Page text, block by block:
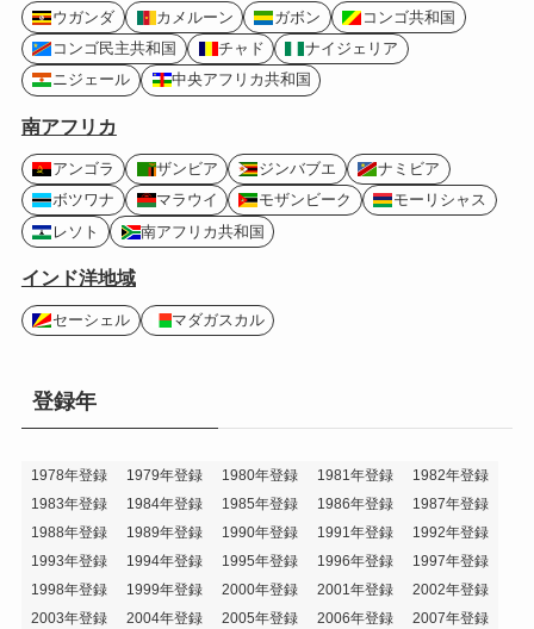
ウガンダ カメルーン ガボン
コンゴ共和国
コンゴ民主共和国
チャド
ナイジェリア
ニジェール
中央アフリカ共和国
南アフリカ
アンゴラ ザンビア ジンバブエ
ナミビア
ボツワナ
マラウイ モザンビーク
モーリシャス
レソト
南アフリカ共和国
インド洋地域
セーシェル マダガスカル
登録年
1978年登録 1979年登録 1980年登録 1981年登録
1982年登録
1983年登録
1984年登録 1985年登録 1986年登録
1987年登録
1988年登録
1989年登録 1990年登録 1991年登録
1992年登録
1993年登録
1994年登録 1995年登録 1996年登録
1997年登録
1998年登録
1999年登録 2000年登録 2001年登録
2002年登録
2003年登録
2004年登録 2005年登録 2006年登録 2007年登録